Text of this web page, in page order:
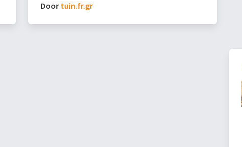
Door tuin.fr.gr